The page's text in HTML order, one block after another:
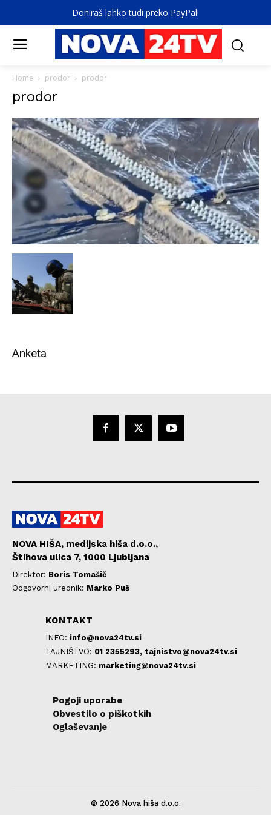
Doniraš lahko tudi preko PayPal!
Home prodor prodor
prodor
Anketa
NOVA HIŠA, medijska hiša d.o.o.,
Štihova ulica 7, 1000 Ljubljana
Direktor: Boris Tomašič
Odgovorni urednik: Marko Puš
KONTAKT
INFO: info@nova24tv.si
TAJNIŠTVO: 01 2355293, tajnistvo@nova24tv.si
MARKETING: marketing@nova24tv.si
Pogoji uporabe
Obvestilo o piškotkih
Oglaševanje
© 2026 Nova hiša d.o.o.